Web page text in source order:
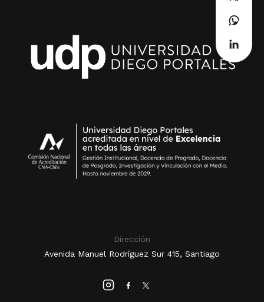
Dirección
Avenida Manuel Rodríguez Sur 415, Santiago